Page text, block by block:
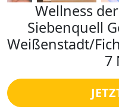
Wellness
Siebenquell
Weißenstadt/
7